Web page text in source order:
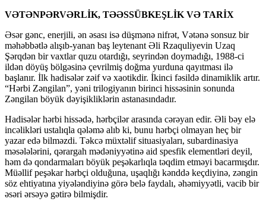
VƏTƏNPƏRVƏRLİK, TƏƏSSÜBKEŞLİK VƏ TARİX
Əsər gənc, enerjili, ən əsası isə düşmənə nifrət, Vətənə sonsuz bir
məhəbbətlə alışıb-yanan baş leytenant Əli Rzaquliyevin Uzaq
Şərqdən bir vaxtlar quzu otardığı, seyrindən doymadığı, 1988-ci
ildən döyüş bölgəsinə çevrilmiş doğma yurduna qayıtması ilə
başlanır. İlk hadisələr zəif və xaotikdir. İkinci fəsildə dinamiklik artır.
“Hərbi Zəngilan”, yəni trilogiyanın birinci hissəsinin sonunda
Zəngilan böyük dəyişikliklərin astanasındadır.
Hadisələr hərbi hissədə, hərbçilər arasında cərəyan edir. Əli bəy elə
incəlikləri ustalıqla qələmə alıb ki, bunu hərbçi olmayan heç bir
yazar edə bilməzdi. Təkcə müxtəlif situasiyaları, subardinasiya
məsələlərini, qərargah mədəniyyətinə aid spesfik elementləri deyil,
həm də qondarmaları böyük peşəkarlıqla təqdim etməyi bacarmışdır.
Müəllif peşəkar hərbçi olduğuna, uşaqlığı kənddə keçdiyinə, zəngin
söz ehtiyatına yiyələndiyinə görə belə faydalı, əhəmiyyətli, vacib bir
əsəri ərsəyə gətirə bilmişdir.